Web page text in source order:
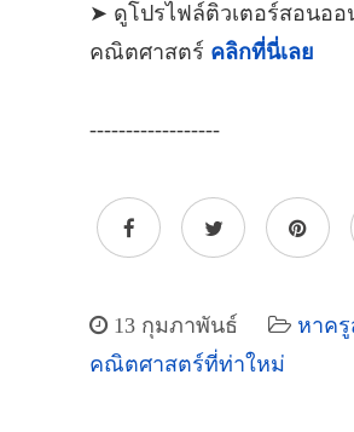
➤ ดูโปรไฟล์ติวเตอร์สอนออ
คณิตศาสตร์ คลิกที่นี่เลย
------------------
13 กุมภาพันธ์
หาค
คณิตศาสตร์ที่ท่าใหม่